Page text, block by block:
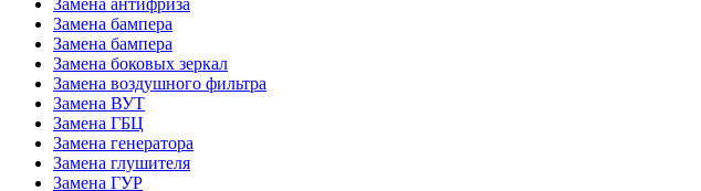
Замена антифриза
Замена бампера
Замена бампера
Замена боковых зеркал
Замена воздушного фильтра
Замена ВУТ
Замена ГБЦ
Замена генератора
Замена глушителя
Замена ГУР